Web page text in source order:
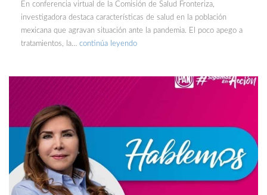
En conferencia virtual de la Comisión de Salud Fronteriza,
investigadora destaca características de salud en la población
mexicana que agravan situación ante la pandemia. El poco apego a
tratamientos, la… continúa leyendo